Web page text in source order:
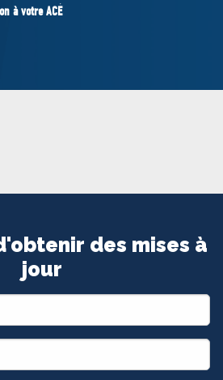
à votre ACÉ
des mises à
jour